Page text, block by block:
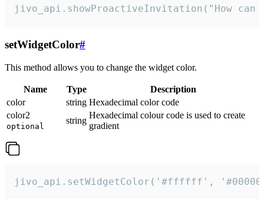
jivo_api.showProactiveInvitation("How
setWidgetColor#
This method allows you to change the widget color.
Name Type
Description
color
string Hexadecimal color code
color2
optional
string
Hexadecimal colour code is used to create
gradient
jivo_api.setWidgetColor('#ffffff',